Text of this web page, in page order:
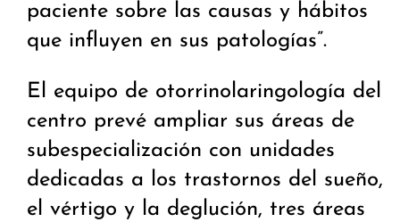
paciente sobre las causas y hábitos
que influyen en sus patologías”.
El equipo de otorrinolaringología del
centro prevé ampliar sus áreas de
subespecialización con unidades
dedicadas a los trastornos del sueño,
el vértigo y la deglución, tres áreas